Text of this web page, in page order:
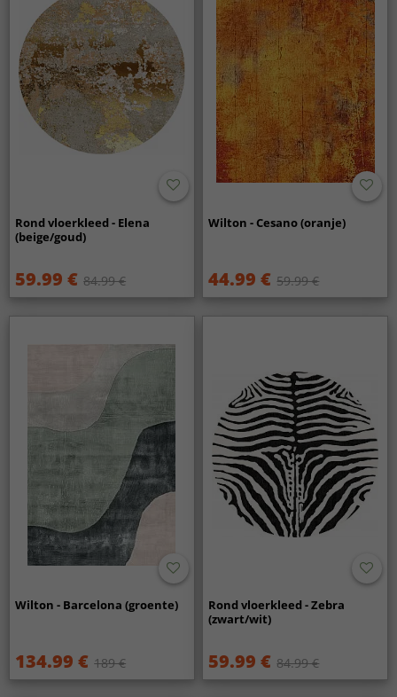
Rond vloerkleed - Elena
(beige/goud)
59.99 € 84.99 €
Wilton - Cesano (oranje)
44.99 € 59.99 €
Wilton - Barcelona (groente)
134.99 € 189 €
Rond vloerkleed - Zebra
(zwart/wit)
59.99 € 84.99 €